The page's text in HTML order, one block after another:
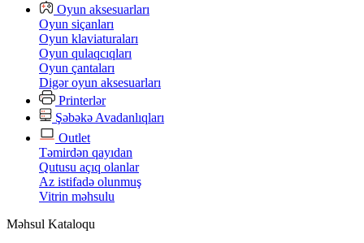
Oyun aksesuarları
Oyun siçanları
Oyun klaviaturaları
Oyun qulaqcıqları
Oyun çantaları
Digər oyun aksesuarları
Printerlər
Şəbəkə Avadanlıqları
Outlet
Təmirdən qayıdan
Qutusu açıq olanlar
Az istifadə olunmuş
Vitrin məhsulu
Məhsul Kataloqu